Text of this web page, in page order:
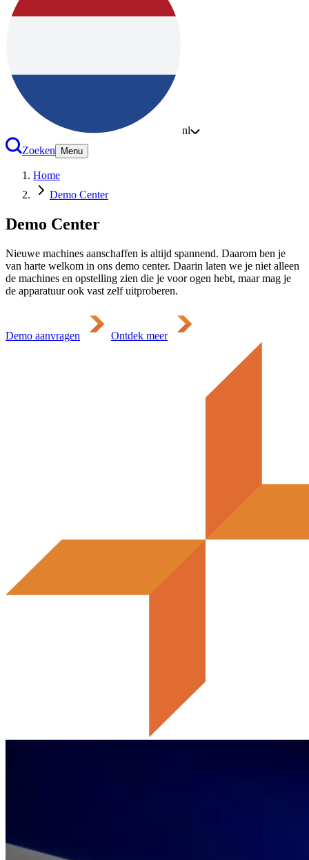
nl
Zoeken
Menu
Home
Demo Center
Demo Center
Nieuwe machines aanschaffen is altijd spannend. Daarom ben je
van harte welkom in ons demo center. Daarin laten we je niet alleen
de machines en opstelling zien die je voor ogen hebt, maar mag je
de apparatuur ook vast zelf uitproberen.
Demo aanvragen Ontdek meer